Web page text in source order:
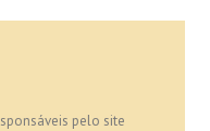
pelo site